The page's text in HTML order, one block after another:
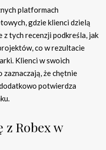
platformach
gdzie klienci dzielą
z tych recenzji podkreśla, jak
co w rezultacie
Klienci w swoich
że chętnie
potwierdza
z Robex w